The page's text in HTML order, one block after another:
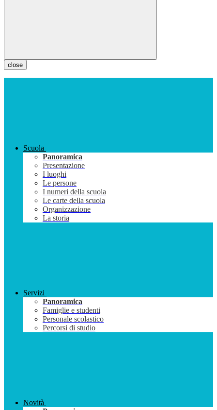
close
Scuola
Panoramica
Presentazione
I luoghi
Le persone
I numeri della scuola
Le carte della scuola
Organizzazione
La storia
Servizi
Panoramica
Famiglie e studenti
Personale scolastico
Percorsi di studio
Novità